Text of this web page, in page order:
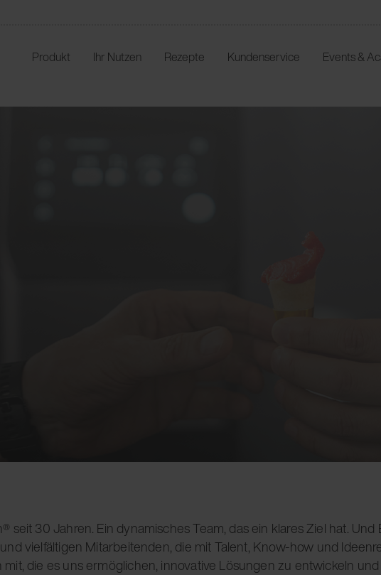
Produkt Ihr Nutzen Rezepte Kundenservice Events &
seit 30 Jahren. Ein dynamisches Team, das ein klares Ziel hat.
vielfältigen Mitarbeitenden, die mit Talent, Know-how und
die es uns ermöglichen, innovative Lösungen zu entwickeln